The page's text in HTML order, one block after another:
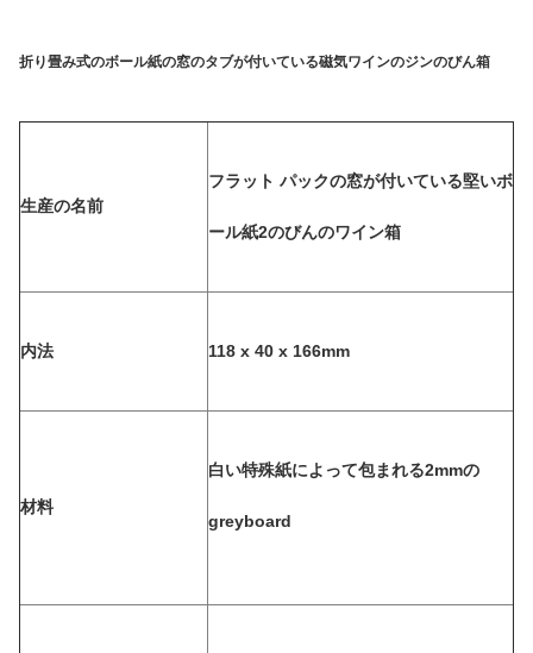
折り畳み式のボール紙の窓のタブが付いている磁気ワインのジンのびん箱
生産の名前
フラット パックの窓が付いている堅いボ
ール紙2のびんのワイン箱
内法 118 x 40 x 166mm
材料
白い特殊紙によって包まれる2mmの
greyboard